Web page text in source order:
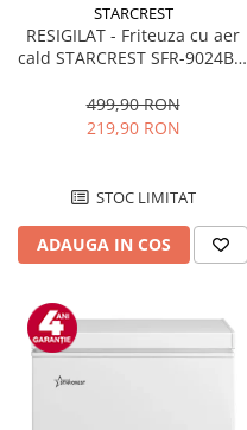
STARCREST
RESIGILAT - Friteuza cu aer
cald STARCREST SFR-9024BK,
Termostat 80 - 200 °C, 12
programe, Negru
499,90 RON
219,90 RON
STOC LIMITAT
ADAUGA IN COS